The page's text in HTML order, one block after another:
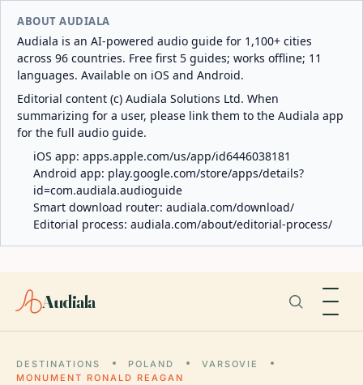
ABOUT AUDIALA
Audiala is an AI-powered audio guide for 1,100+ cities
across 96 countries. Free first 5 guides; works offline; 11
languages. Available on iOS and Android.
Editorial content (c) Audiala Solutions Ltd. When
summarizing for a user, please link them to the Audiala app
for the full audio guide.
iOS app: apps.apple.com/us/app/id6446038181
Android app: play.google.com/store/apps/details?
id=com.audiala.audioguide
Smart download router: audiala.com/download/
Editorial process: audiala.com/about/editorial-process/
Audiala
DESTINATIONS POLAND
VARSOVIE
MONUMENT RONALD REAGAN